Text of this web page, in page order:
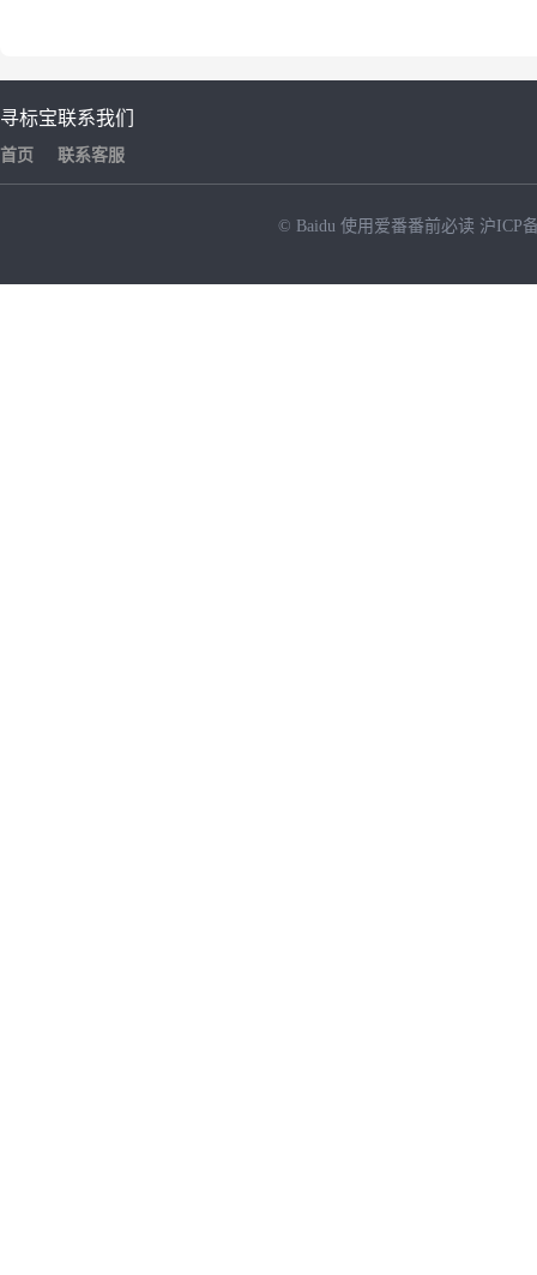
寻标宝
首页
联系我们
联系客服
© Baidu 使用爱番番前必读 沪ICP